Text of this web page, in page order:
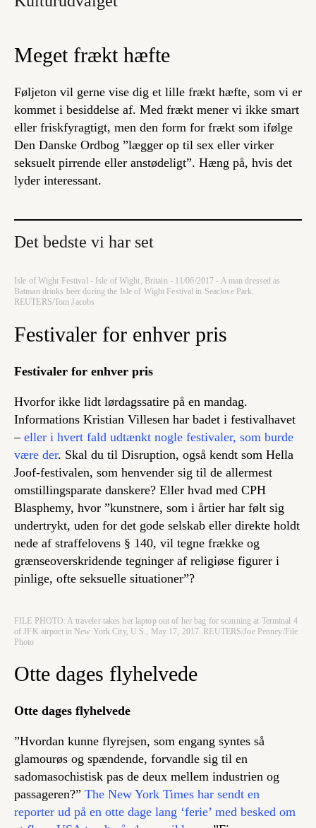
Meget frækt hæfte
Føljeton vil gerne vise dig et lille frækt hæfte, som vi er
kommet i besiddelse af. Med frækt mener vi ikke smart
eller friskfyragtigt, men den form for frækt som ifølge
Den Danske Ordbog ”lægger op til sex eller virker
seksuelt pirrende eller anstødeligt”. Hæng på, hvis det
lyder interessant.
Det bedste vi har set
Isle of Wight Festival - Isle of Wight, Britain - 11/06/2017 - A man dressed as
Batman drinks beer during the Isle of Wight Festival in Seaclose Park.
REUTERS/Tom Jacobs
Festivaler for enhver pris
Festivaler for enhver pris
Hvorfor ikke lidt lørdagssatire på en mandag.
Informations Kristian Villesen har badet i festivalhavet
– eller i hvert fald udtænkt nogle festivaler, som burde
være der. Skal du til Disruption, også kendt som Hella
Joof-festivalen, som henvender sig til de allermest
omstillingsparate danskere? Eller hvad med CPH
Blasphemy, hvor ”kunstnere, som i årtier har følt sig
undertrykt, uden for det gode selskab eller direkte holdt
nede af straffelovens § 140, vil tegne frække og
grænseoverskridende tegninger af religiøse figurer i
pinlige, ofte seksuelle situationer”?
FILE PHOTO: A traveler takes her laptop out of her bag for scanning at Terminal 4
of JFK airport in New York City, U.S., May 17, 2017. REUTERS/Joe Penney/File
Photo
Otte dages flyhelvede
Otte dages flyhelvede
”Hvordan kunne flyrejsen, som engang syntes så
glamourøs og spændende, forvandle sig til en
sadomasochistisk pas de deux mellem industrien og
passageren?” The New York Times har sendt en
reporter ud på en otte dage lang ‘ferie’ med besked om